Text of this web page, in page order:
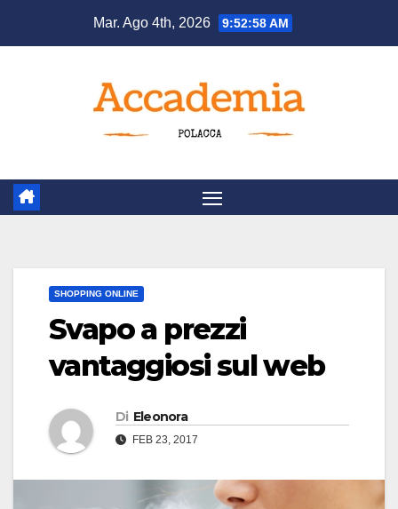
Mar. Ago 4th, 2026 9:52:59 AM
SHOPPING ONLINE
Svapo a prezzi
vantaggiosi sul web
Di Eleonora
FEB 23, 2017